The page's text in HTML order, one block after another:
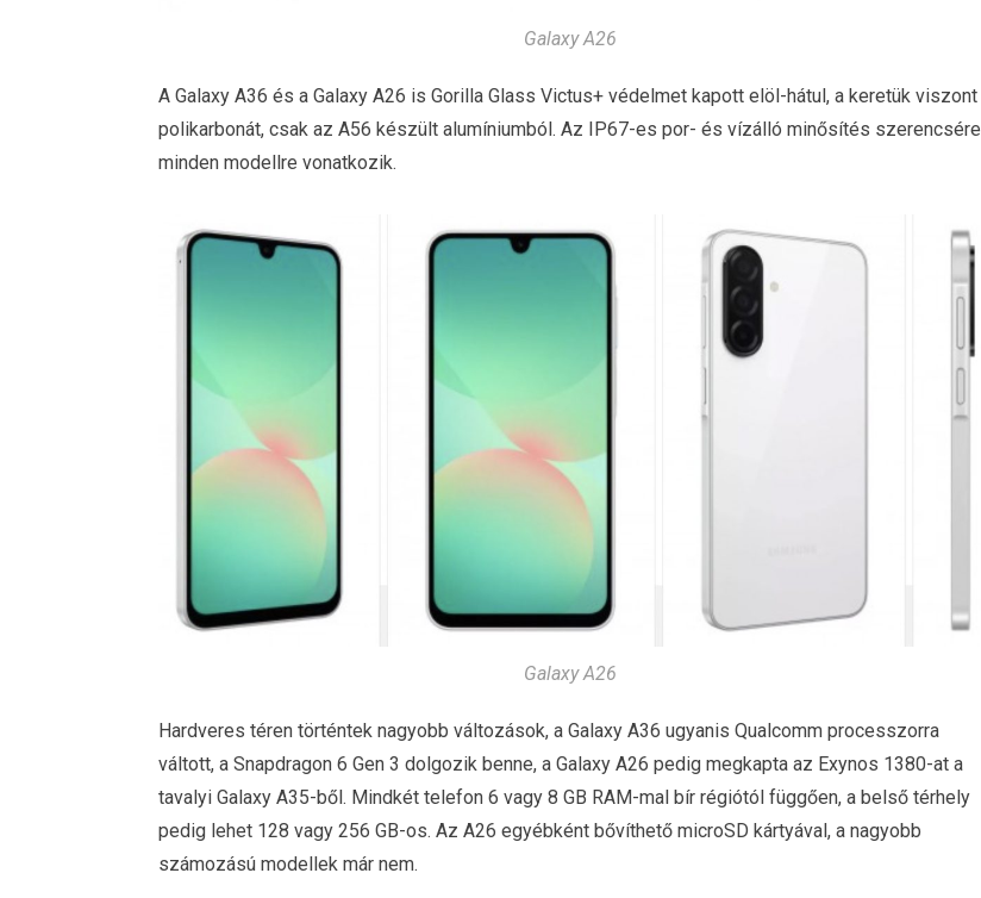
Galaxy A26
A Galaxy A36 és a Galaxy A26 is Gorilla Glass Victus+ védelmet kapott elöl-hátul, a keretük viszont
polikarbonát, csak az A56 készült alumíniumból. Az IP67-es por- és vízálló minősítés szerencsére
minden modellre vonatkozik.
Galaxy A26
Hardveres téren történtek nagyobb változások, a Galaxy A36 ugyanis Qualcomm processzorra
váltott, a Snapdragon 6 Gen 3 dolgozik benne, a Galaxy A26 pedig megkapta az Exynos 1380-at a
tavalyi Galaxy A35-ből. Mindkét telefon 6 vagy 8 GB RAM-mal bír régiótól függően, a belső térhely
pedig lehet 128 vagy 256 GB-os. Az A26 egyébként bővíthető microSD kártyával, a nagyobb
számozású modellek már nem.